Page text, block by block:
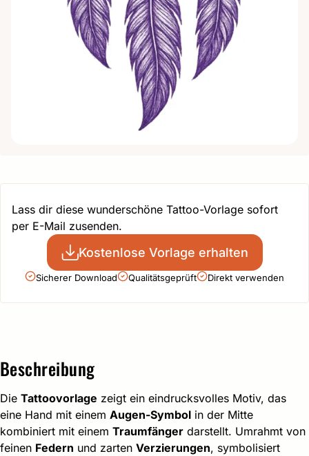
Lass dir diese wunderschöne Tattoo-Vorlage sofort
per E-Mail zusenden.
Kostenlose Vorlage erhalten
Sicherer Download Qualitätsgeprüft Direkt verwenden
Beschreibung
Die Tattoovorlage zeigt ein eindrucksvolles Motiv, das
eine Hand mit einem Augen-Symbol in der Mitte
kombiniert mit einem Traumfänger darstellt. Umrahmt von
feinen Federn und zarten Verzierungen, symbolisiert